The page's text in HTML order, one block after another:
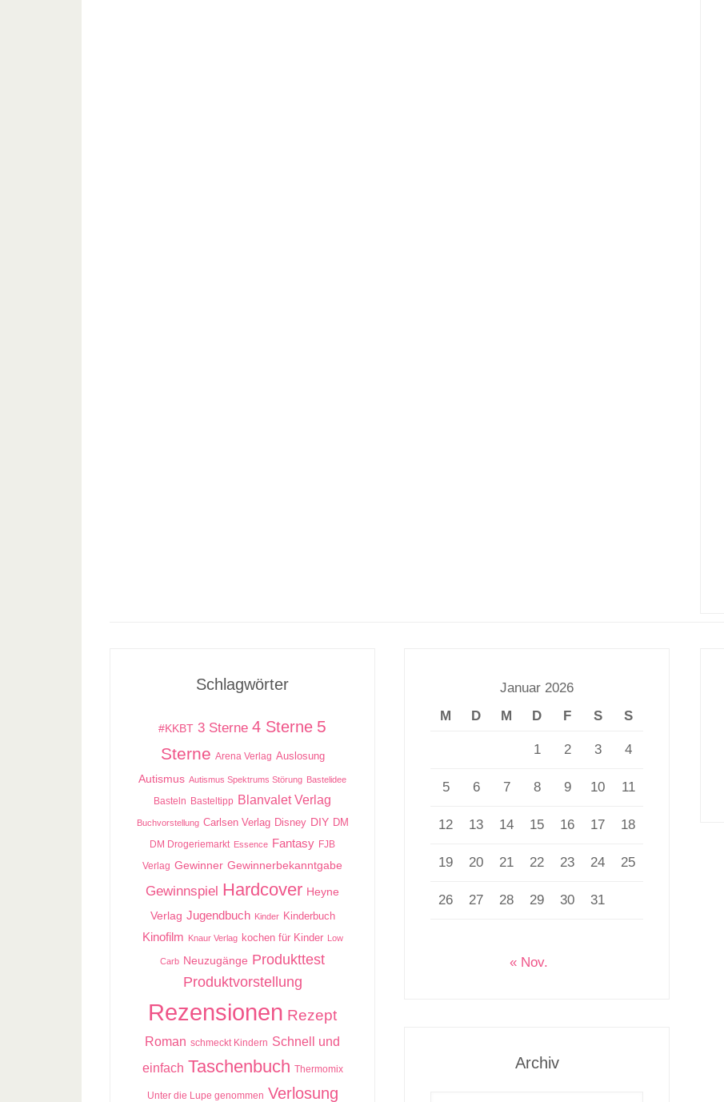
Schlagwörter
#KKBT 3 Sterne 4 Sterne 5
Sterne Arena Verlag Auslosung
Autismus Autismus Spektrums Störung Bastelidee
Basteln Basteltipp Blanvalet Verlag
Buchvorstellung Carlsen Verlag Disney DIY DM
DM Drogeriemarkt Essence Fantasy FJB
Verlag Gewinner Gewinnerbekanntgabe
Gewinnspiel Hardcover Heyne
Verlag Jugendbuch Kinder Kinderbuch
Kinofilm Knaur Verlag kochen für Kinder Low
Carb Neuzugänge Produkttest
Produktvorstellung
Rezensionen Rezept
Roman schmeckt Kindern Schnell und
einfach Taschenbuch Thermomix
Unter die Lupe genommen Verlosung
Januar 2026
M
D M D F S S
1 2 3 4
5 6 7 8 9 10 11
12 13 14 15 16 17 18
19 20 21 22 23 24 25
26 27 28 29 30 31
« Nov.
Archiv